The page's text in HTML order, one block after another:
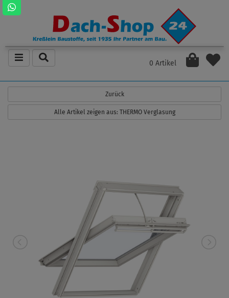
0 Artikel
Zurück
Alle Artikel zeigen aus: THERMO Verglasung